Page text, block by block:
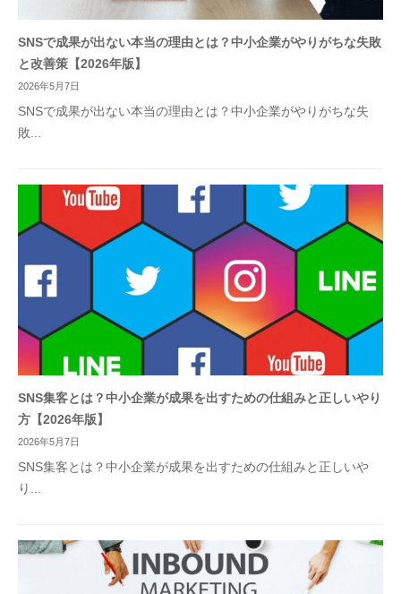
SNSで成果が出ない本当の理由とは？中小企業がやりがちな失敗
と改善策【2026年版】
2026年5月7日
SNSで成果が出ない本当の理由とは？中小企業がやりがちな失
敗...
SNS集客とは？中小企業が成果を出すための仕組みと正しいやり
方【2026年版】
2026年5月7日
SNS集客とは？中小企業が成果を出すための仕組みと正しいや
り...